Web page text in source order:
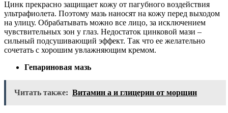
Цинк прекрасно защищает кожу от пагубного воздействия
ультрафиолета. Поэтому мазь наносят на кожу перед выходом
на улицу. Обрабатывать можно все лицо, за исключением
чувствительных зон у глаз. Недостаток цинковой мази –
сильный подсушивающий эффект. Так что ее желательно
сочетать с хорошим увлажняющим кремом.
Гепариновая мазь
Читать также: Витамин а и глицерин от морщин